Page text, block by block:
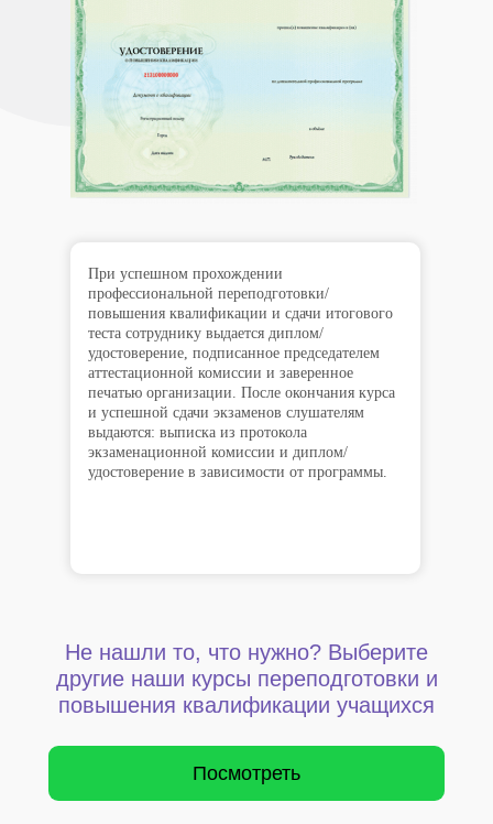
При успешном прохождении
профессиональной переподготовки/
повышения квалификации и сдачи итогового
теста сотруднику выдается диплом/
удостоверение, подписанное председателем
аттестационной комиссии и заверенное
печатью организации. После окончания курса
и успешной сдачи экзаменов слушателям
выдаются: выписка из протокола
экзаменационной комиссии и диплом/
удостоверение в зависимости от программы.
Не нашли то, что нужно? Выберите
другие наши курсы переподготовки и
повышения квалификации учащихся
Посмотреть